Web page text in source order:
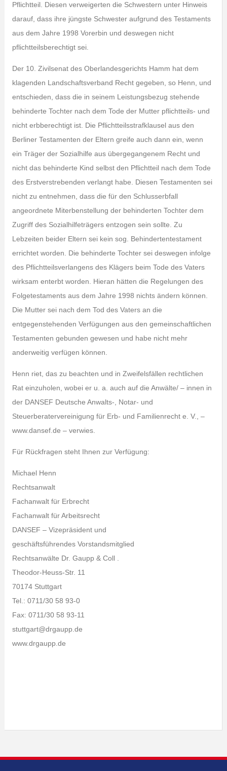
Pflichtteil. Diesen verweigerten die Schwestern unter Hinweis
darauf, dass ihre jüngste Schwester aufgrund des Testaments
aus dem Jahre 1998 Vorerbin und deswegen nicht
pflichtteilsberechtigt sei.
Der 10. Zivilsenat des Oberlandesgerichts Hamm hat dem
klagenden Landschaftsverband Recht gegeben, so Henn, und
entschieden, dass die in seinem Leistungsbezug stehende
behinderte Tochter nach dem Tode der Mutter pflichtteils- und
nicht erbberechtigt ist. Die Pflichtteilsstrafklausel aus den
Berliner Testamenten der Eltern greife auch dann ein, wenn
ein Träger der Sozialhilfe aus übergegangenem Recht und
nicht das behinderte Kind selbst den Pflichtteil nach dem Tode
des Erstverstrebenden verlangt habe. Diesen Testamenten sei
nicht zu entnehmen, dass die für den Schlusserbfall
angeordnete Miterbenstellung der behinderten Tochter dem
Zugriff des Sozialhilfeträgers entzogen sein sollte. Zu
Lebzeiten beider Eltern sei kein sog. Behindertentestament
errichtet worden. Die behinderte Tochter sei deswegen infolge
des Pflichtteilsverlangens des Klägers beim Tode des Vaters
wirksam enterbt worden. Hieran hätten die Regelungen des
Folgetestaments aus dem Jahre 1998 nichts ändern können.
Die Mutter sei nach dem Tod des Vaters an die
entgegenstehenden Verfügungen aus den gemeinschaftlichen
Testamenten gebunden gewesen und habe nicht mehr
anderweitig verfügen können.
Henn riet, das zu beachten und in Zweifelsfällen rechtlichen
Rat einzuholen, wobei er u. a. auch auf die Anwälte/ – innen in
der DANSEF Deutsche Anwalts-, Notar- und
Steuerberatervereinigung für Erb- und Familienrecht e. V., –
www.dansef.de – verwies.
Für Rückfragen steht Ihnen zur Verfügung:
Michael Henn
Rechtsanwalt
Fachanwalt für Erbrecht
Fachanwalt für Arbeitsrecht
DANSEF – Vizepräsident und
geschäftsführendes Vorstandsmitglied
Rechtsanwälte Dr. Gaupp & Coll .
Theodor-Heuss-Str. 11
70174 Stuttgart
Tel.: 0711/30 58 93-0
Fax: 0711/30 58 93-11
stuttgart@drgaupp.de
www.drgaupp.de